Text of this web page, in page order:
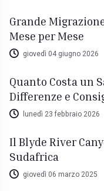
Grande
Mese per Mese
giovedì 04 giugno 2026
Quanto Costa un
Differenze e
lunedì 23 febbraio 2026
Il Blyde River
Sudafrica
giovedì 06 marzo 2025